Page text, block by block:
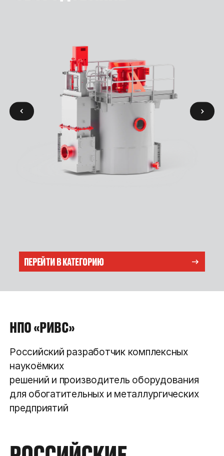
ПЕРЕЙТИ В КАТЕГОРИЮ
НПО «РИВС»
Российский разработчик комплексных
наукоёмких
решений и производитель оборудования
для обогатительных и металлургических
предприятий